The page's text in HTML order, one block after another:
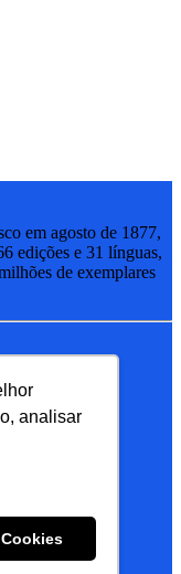
analisar
em agosto de 1877,
edições e 31 línguas,
de exemplares